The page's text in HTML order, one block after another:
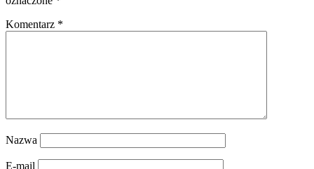
Komentarz *
Nazwa
E-mail